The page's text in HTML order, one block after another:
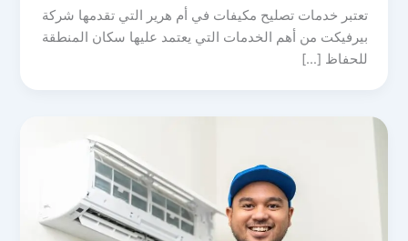
تعتبر خدمات تصليح مكيفات في أم هرير التي تقدمها شركة
بيرفيكت من أهم الخدمات التي يعتمد عليها سكان المنطقة
للحفاظ […]